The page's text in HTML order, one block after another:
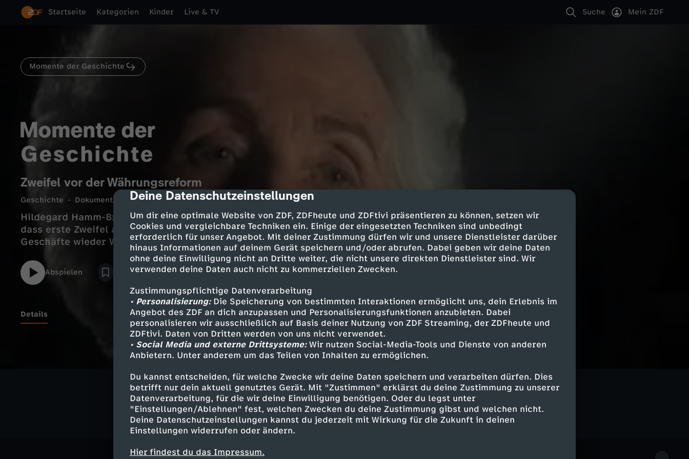
cmp-dialog-description
Deine Datenschutzeinstellungen
Um dir eine optimale Website von ZDF, ZDFheute und ZDFtivi präsentieren zu können, setzen wir
Cookies und vergleichbare Techniken ein. Einige der eingesetzten Techniken sind unbedingt
erforderlich für unser Angebot. Mit deiner Zustimmung dürfen wir und unsere Dienstleister darüber
hinaus Informationen auf deinem Gerät speichern und/oder abrufen. Dabei geben wir deine Daten
ohne deine Einwilligung nicht an Dritte weiter, die nicht unsere direkten Dienstleister sind. Wir
verwenden deine Daten auch nicht zu kommerziellen Zwecken.
Zustimmungspflichtige Datenverarbeitung
• Personalisierung:Die Speicherung von bestimmten Interaktionen ermöglicht uns, dein Erlebnis im
Angebot des ZDF an dich anzupassen und Personalisierungsfunktionen anzubieten. Dabei
personalisieren wir ausschließlich auf Basis deiner Nutzung von ZDF Streaming, der ZDFheute und
ZDFtivi. Daten von Dritten werden von uns nicht verwendet.
• Social Media und externe Drittsysteme:Wir nutzen Social-Media-Tools und Dienste von anderen
Anbietern. Unter anderem um das Teilen von Inhalten zu ermöglichen.
Du kannst entscheiden, für welche Zwecke wir deine Daten speichern und verarbeiten dürfen. Dies
betrifft nur dein aktuell genutztes Gerät. Mit "Zustimmen" erklärst du deine Zustimmung zu unserer
Datenverarbeitung, für die wir deine Einwilligung benötigen. Oder du legst unter
"Einstellungen/Ablehnen" fest, welchen Zwecken du deine Zustimmung gibst und welchen nicht.
Deine Datenschutzeinstellungen kannst du jederzeit mit Wirkung für die Zukunft in deinen
Einstellungen widerrufen oder ändern.
Hier findest du das Impressum.
Startseite Kategorien Kinder Live & TV Suche Mein ZDF
Momente der Geschichte
Zweifel vor der Währungsreform
Geschichte Dokumentation informativ 4 Min. 19.09.2019 ZDF
Hildegard Hamm-Brücher, damals Stadträtin in München, erinnert sich,
dass erste Zweifel an der neuen Währung beiseite geräumt wurden, als die
Geschäfte wieder Waren führten.
Abspielen
Details
Geschichte Dokumentation informativ Momente der Geschichte